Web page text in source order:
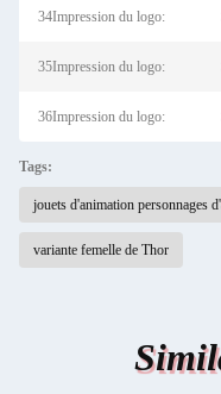
34Impression du logo:
35Impression du logo:
36Impression du logo:
Tags:
jouets d'animation personnages
variante femelle de Thor